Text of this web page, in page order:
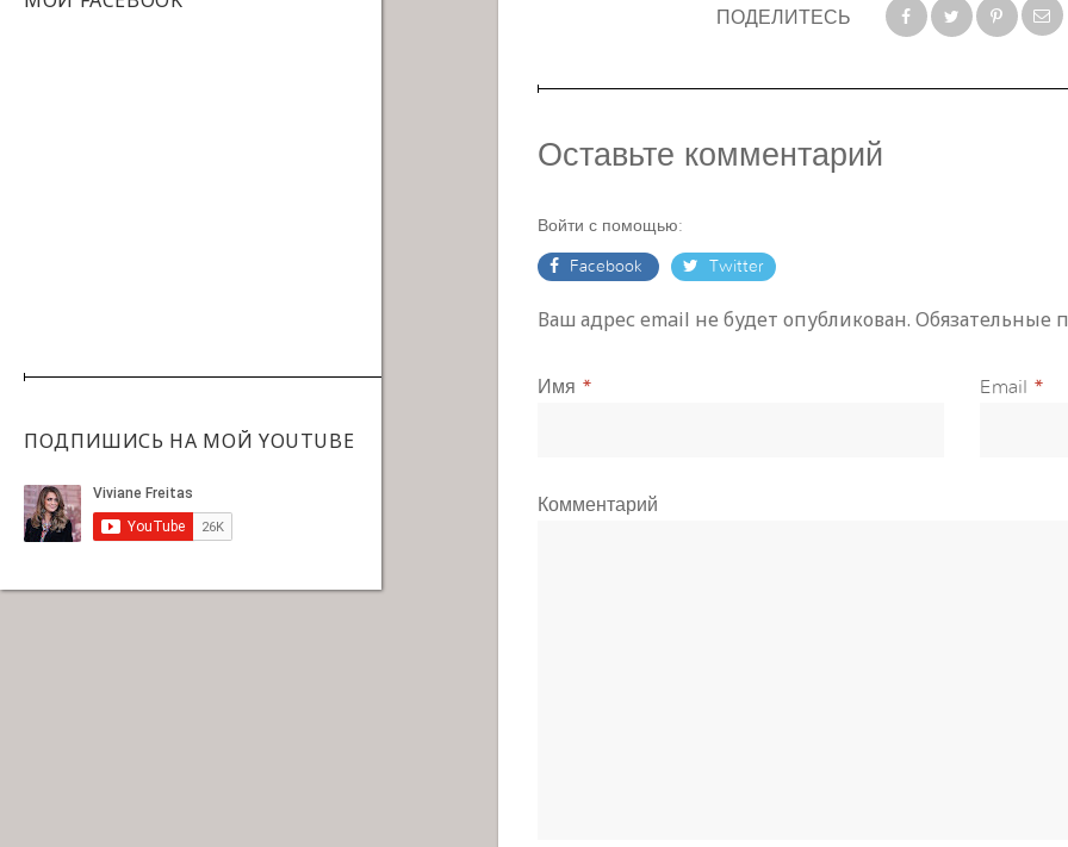
ПОДПИШИСЬ НА МОЙ YOUTUBE
ПОДЕЛИТЕСЬ
Оставьте комментарий
Войти с помощью:
Facebook Twitter
Ваш адрес email не будет опубликован.
Имя * Email *
Комментарий